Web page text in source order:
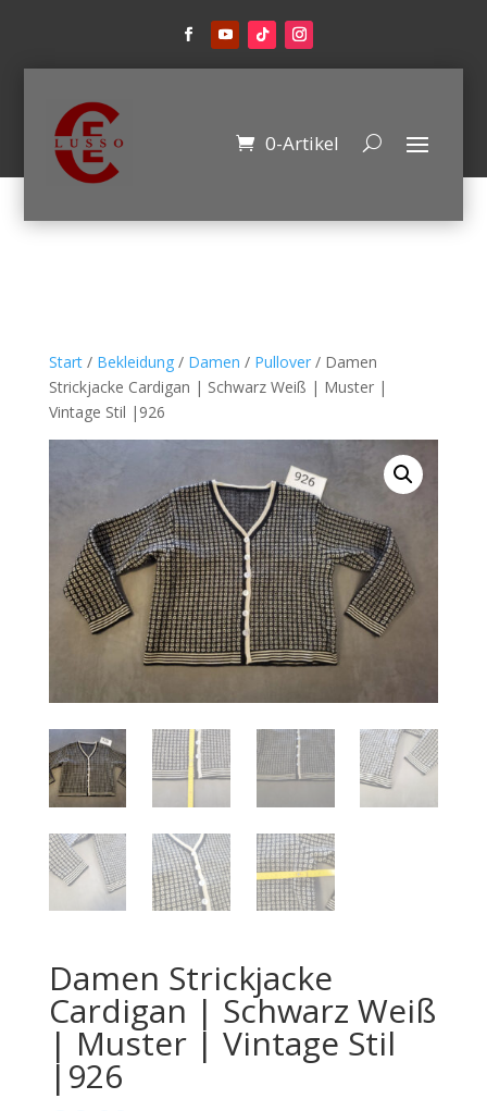
0-Artikel
Start/ Bekleidung/ Damen / Pullover/ Damen
Strickjacke Cardigan | Schwarz Weiß | Muster |
Vintage Stil |926
Damen Strickjacke
Cardigan | Schwarz Weiß
| Muster | Vintage Stil
|926